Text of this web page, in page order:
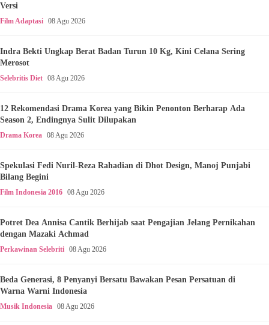
Versi
Film Adaptasi 08 Agu 2026
Indra Bekti Ungkap Berat Badan Turun 10 Kg, Kini Celana Sering
Merosot
Selebritis Diet 08 Agu 2026
12 Rekomendasi Drama Korea yang Bikin Penonton Berharap Ada
Season 2, Endingnya Sulit Dilupakan
Drama Korea 08 Agu 2026
Spekulasi Fedi Nuril-Reza Rahadian di Dhot Design, Manoj Punjabi
Bilang Begini
Film Indonesia 2016 08 Agu 2026
Potret Dea Annisa Cantik Berhijab saat Pengajian Jelang Pernikahan
dengan Mazaki Achmad
Perkawinan Selebriti 08 Agu 2026
Beda Generasi, 8 Penyanyi Bersatu Bawakan Pesan Persatuan di
Warna Warni Indonesia
Musik Indonesia 08 Agu 2026